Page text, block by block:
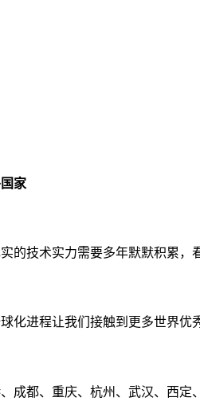
家
的技术实力需要多年默默积累，
化进程让我们接触到更多世界优
成都、重庆、杭州、武汉、西